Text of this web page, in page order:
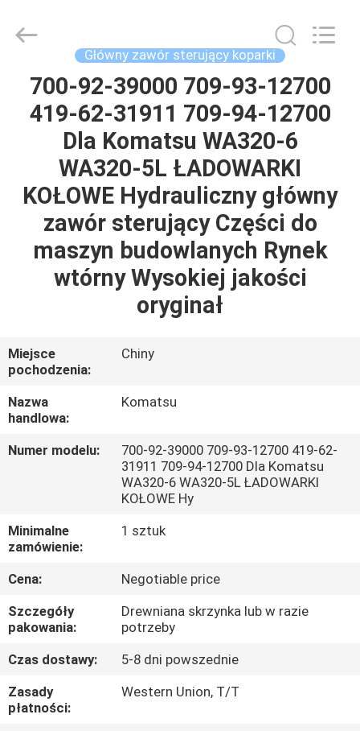
DOM
PRODUKTY
FILMY
POKAZ
NAS
WYCIECZKA
PO
FABRYCE
JAKOŚCI
SKONTAKTUJ
SIĘ
Z
NAMI
AKTUALNOŚCI
Machinery
Reserved.
Główny zawór sterujący koparki
700-92-39000 709-93-12700
419-62-31911 709-94-12700
Dla Komatsu WA320-6
WA320-5L ŁADOWARKI
KOŁOWE Hydrauliczny główny
zawór sterujący Części do
maszyn budowlanych Rynek
wtórny Wysokiej jakości
oryginał
Miejsce
pochodzenia:
Chiny
Nazwa
handlowa:
Komatsu
Numer modelu:
700-92-39000 709-93-12700 419-62-
31911 709-94-12700 Dla Komatsu
WA320-6 WA320-5L ŁADOWARKI
KOŁOWE Hy
Minimalne
zamówienie:
1 sztuk
Cena:
Negotiable price
Szczegóły
pakowania:
Drewniana skrzynka lub w razie
potrzeby
Czas dostawy:
5-8 dni powszednie
Zasady
płatności:
Western Union, T/T